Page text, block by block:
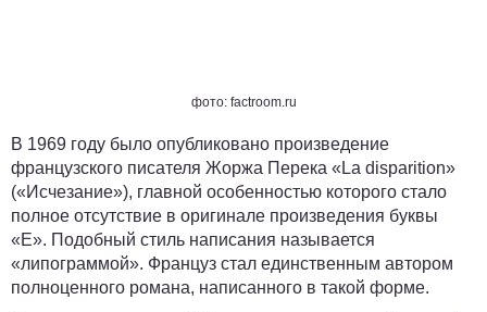
фото: factroom.ru
В 1969 году было опубликовано произведение
французского писателя Жоржа Перека «La disparition»
(«Исчезание»), главной особенностью которого стало
полное отсутствие в оригинале произведения буквы
«Е». Подобный стиль написания называется
«липограммой». Француз стал единственным автором
полноценного романа, написанного в такой форме.